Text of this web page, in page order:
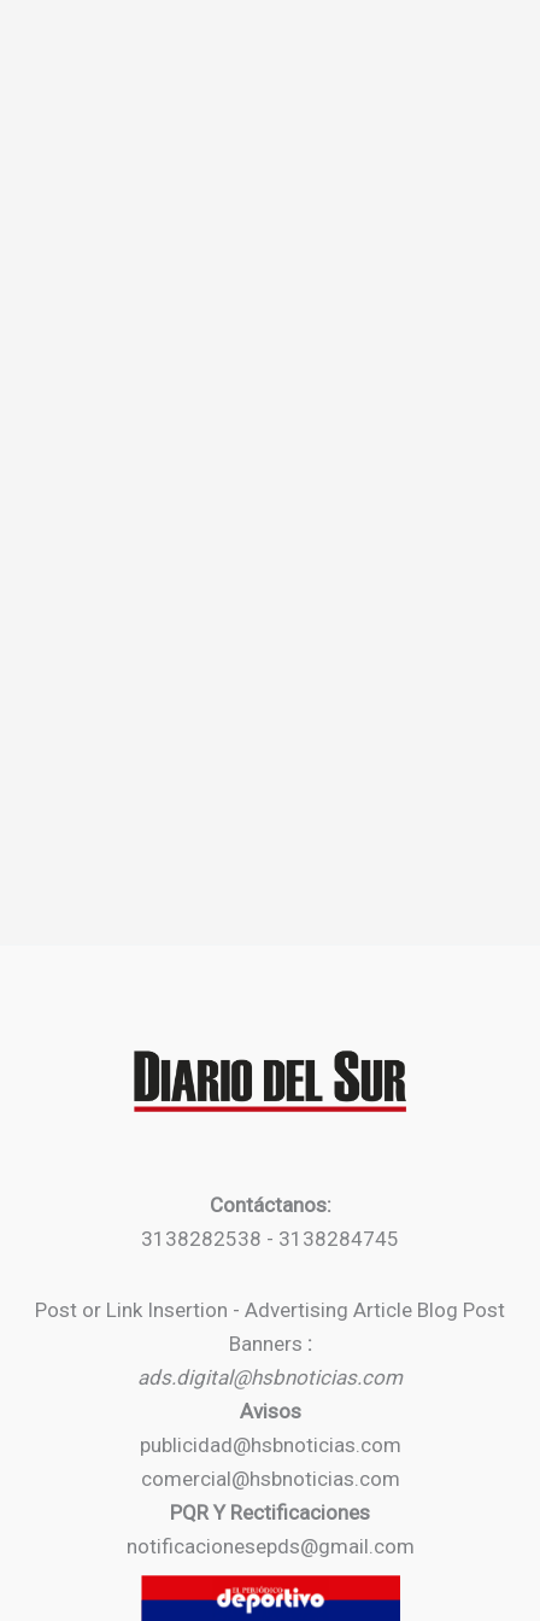
Contáctanos:
3138282538 - 3138284745
Post or Link Insertion - Advertising Article Blog Post
Banners :
ads.digital@hsbnoticias.com
Avisos
publicidad@hsbnoticias.com
comercial@hsbnoticias.com
PQR Y Rectificaciones
notificacionesepds@gmail.com